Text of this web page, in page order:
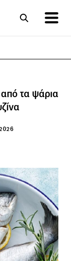
τα ψάρια